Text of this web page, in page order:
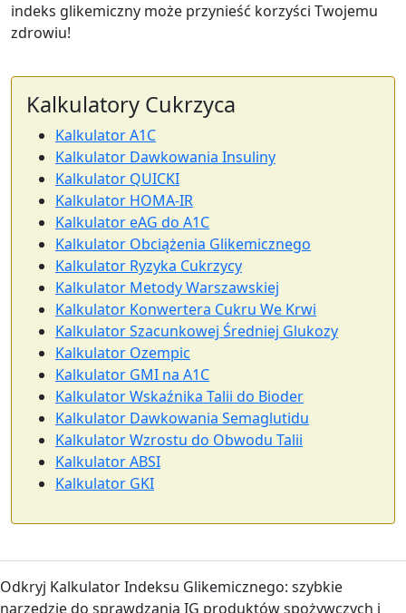
indeks glikemiczny może przynieść korzyści Twojemu
zdrowiu!
Kalkulatory Cukrzyca
Kalkulator A1C
Kalkulator Dawkowania Insuliny
Kalkulator QUICKI
Kalkulator HOMA-IR
Kalkulator eAG do A1C
Kalkulator Obciążenia Glikemicznego
Kalkulator Ryzyka Cukrzycy
Kalkulator Metody Warszawskiej
Kalkulator Konwertera Cukru We Krwi
Kalkulator Szacunkowej Średniej Glukozy
Kalkulator Ozempic
Kalkulator GMI na A1C
Kalkulator Wskaźnika Talii do Bioder
Kalkulator Dawkowania Semaglutidu
Kalkulator Wzrostu do Obwodu Talii
Kalkulator ABSI
Kalkulator GKI
Odkryj Kalkulator Indeksu Glikemicznego: szybkie
narzędzie do sprawdzania IG produktów spożywczych i